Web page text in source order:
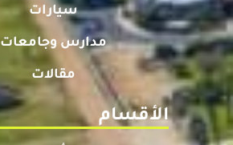
سيارات
مدارس وجامعات
مقالات
الأقسام